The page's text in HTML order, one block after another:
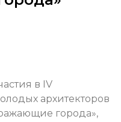
в IV
архитекторов
города»,